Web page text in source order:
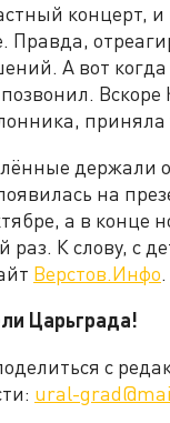
концерт,
Правда,
А вот когда
держали
на
а в конце
раз. К слову, с
Верстов.Инфо.
Царьграда!
с
ural-